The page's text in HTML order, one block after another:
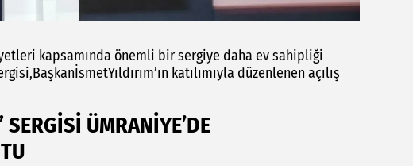
kapsamında önemli bir sergiye daha ev sahipliği
katılımıyla düzenlenen açılış
ÜMRANİYE’DE